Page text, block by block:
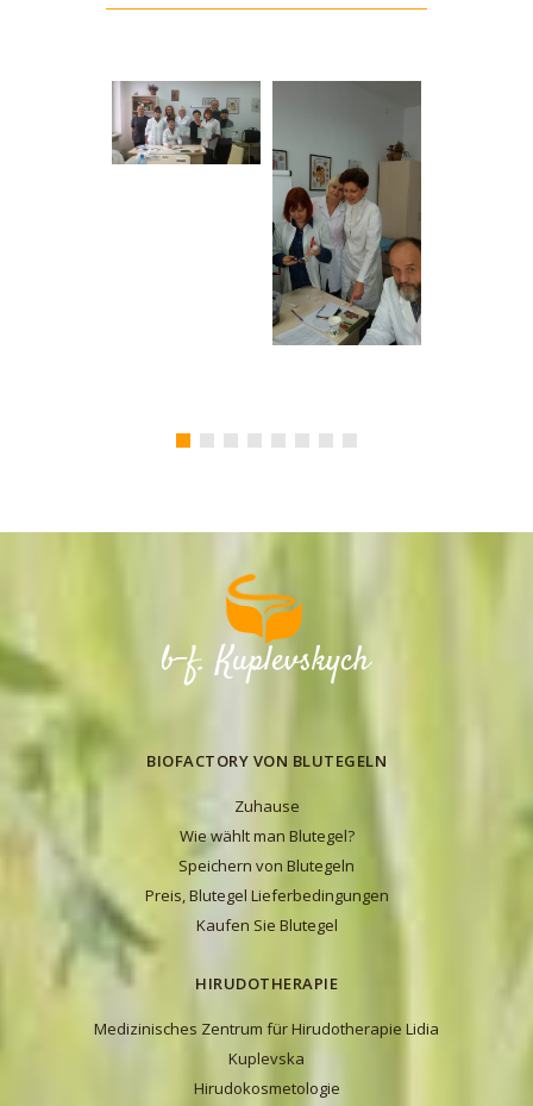
BIOFACTORY VON BLUTEGELN
Zuhause
Wie wählt man Blutegel?
Speichern von Blutegeln
Preis, Blutegel Lieferbedingungen
Kaufen Sie Blutegel
HIRUDOTHERAPIE
Medizinisches Zentrum für Hirudotherapie Lidia
Kuplevska
Hirudokosmetologie